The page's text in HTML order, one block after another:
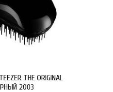
THE ORIGINAL
2003